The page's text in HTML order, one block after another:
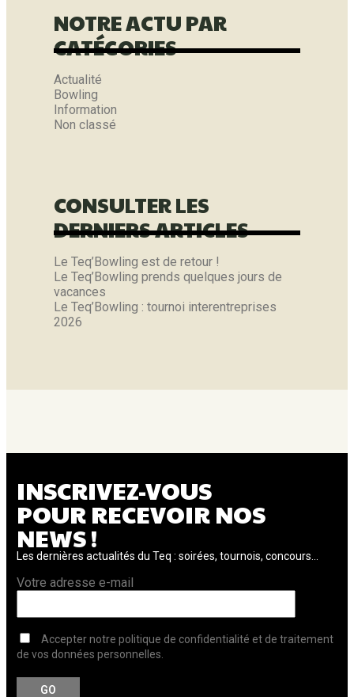
NOTRE ACTU PAR
CATÉGORIES
Actualité
Bowling
Information
Non classé
CONSULTER LES
DERNIERS ARTICLES
Le Teq’Bowling est de retour !
Le Teq’Bowling prends quelques jours de
vacances
Le Teq’Bowling : tournoi interentreprises
2026
INSCRIVEZ-VOUS
POUR RECEVOIR NOS
NEWS !
Les dernières actualités du Teq : soirées, tournois, concours...
Votre adresse e-mail
Accepter notre politique de confidentialité et de traitement
de vos données personnelles.